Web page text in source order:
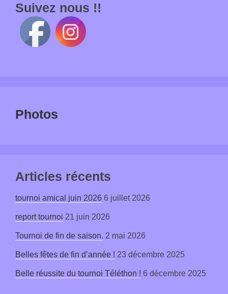
Suivez nous !!
Photos
Articles récents
tournoi amical juin 2026 6 juillet 2026
report tournoi 21 juin 2026
Tournoi de fin de saison. 2 mai 2026
Belles fêtes de fin d’année ! 23 décembre 2025
Belle réussite du tournoi Téléthon ! 6 décembre 2025